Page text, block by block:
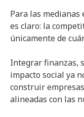
Para las medianas
es claro: la
únicamente de
Integrar finanzas,
impacto social ya
construir
alineadas con las